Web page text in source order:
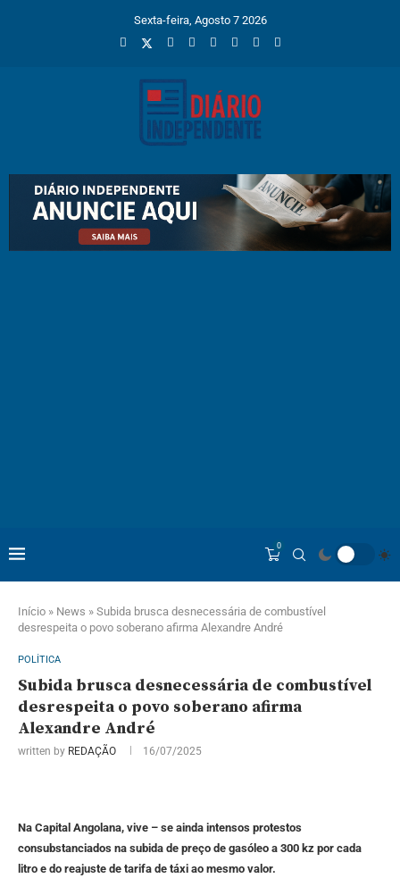
Sexta-feira, Agosto 7 2026
0
Início » News » Subida brusca desnecessária de combustível
desrespeita o povo soberano afirma Alexandre André
POLÍTICA
Subida brusca desnecessária de combustível
desrespeita o povo soberano afirma
Alexandre André
written by REDAÇÃO 16/07/2025
Na Capital Angolana, vive – se ainda intensos protestos
consubstanciados na subida de preço de gasóleo a 300 kz por cada
litro e do reajuste de tarifa de táxi ao mesmo valor.